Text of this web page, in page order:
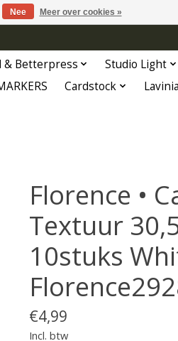
& Betterpress Studio Light
Cardstock Lavinia
Florence •
Textuur
10stuks
€4,99
Incl. btw
Nee Meer over cookies »